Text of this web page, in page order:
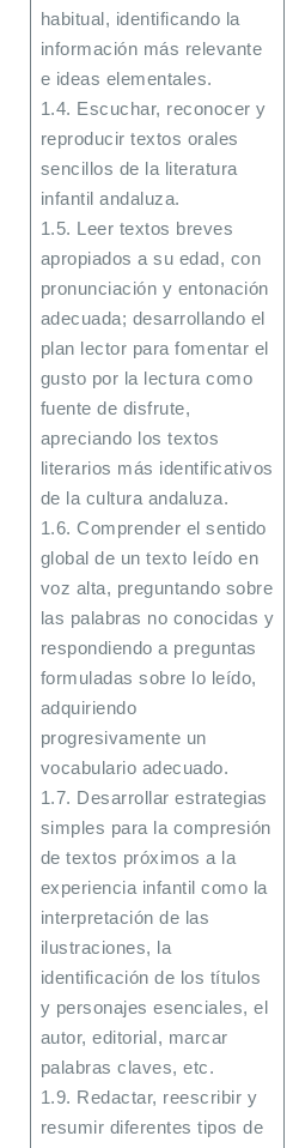
habitual, identificando la
información más relevante
e ideas elementales.
1.4. Escuchar, reconocer y
reproducir textos orales
sencillos de la literatura
infantil andaluza.
1.5. Leer textos breves
apropiados a su edad, con
pronunciación y entonación
adecuada; desarrollando el
plan lector para fomentar el
gusto por la lectura como
fuente de disfrute,
apreciando los textos
literarios más identificativos
de la cultura andaluza.
1.6. Comprender el sentido
global de un texto leído en
voz alta, preguntando sobre
las palabras no conocidas y
respondiendo a preguntas
formuladas sobre lo leído,
adquiriendo
progresivamente un
vocabulario adecuado.
1.7. Desarrollar estrategias
simples para la compresión
de textos próximos a la
experiencia infantil como la
interpretación de las
ilustraciones, la
identificación de los títulos
y personajes esenciales, el
autor, editorial, marcar
palabras claves, etc.
1.9. Redactar, reescribir y
resumir diferentes tipos de